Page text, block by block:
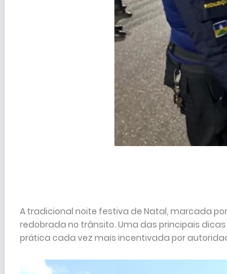
A tradicional noite festiva de Natal, marcada
redobrada no trânsito. Uma das principais
prática cada vez mais incentivada por